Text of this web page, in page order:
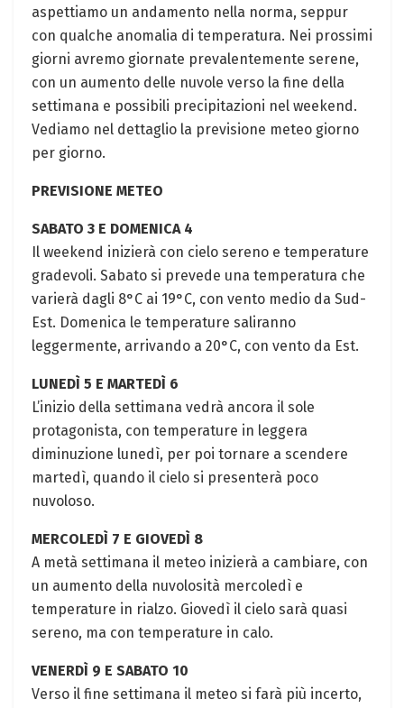
aspettiamo un andamento nella norma, seppur
con qualche anomalia di temperatura. Nei prossimi
giorni avremo giornate prevalentemente serene,
con un aumento delle nuvole verso la fine della
settimana e possibili precipitazioni nel weekend.
Vediamo nel dettaglio la previsione meteo giorno
per giorno.
PREVISIONE METEO
SABATO 3 E DOMENICA 4
Il weekend inizierà con cielo sereno e temperature
gradevoli. Sabato si prevede una temperatura che
varierà dagli 8°C ai 19°C, con vento medio da Sud-
Est. Domenica le temperature saliranno
leggermente, arrivando a 20°C, con vento da Est.
LUNEDÌ 5 E MARTEDÌ 6
L’inizio della settimana vedrà ancora il sole
protagonista, con temperature in leggera
diminuzione lunedì, per poi tornare a scendere
martedì, quando il cielo si presenterà poco
nuvoloso.
MERCOLEDÌ 7 E GIOVEDÌ 8
A metà settimana il meteo inizierà a cambiare, con
un aumento della nuvolosità mercoledì e
temperature in rialzo. Giovedì il cielo sarà quasi
sereno, ma con temperature in calo.
VENERDÌ 9 E SABATO 10
Verso il fine settimana il meteo si farà più incerto,